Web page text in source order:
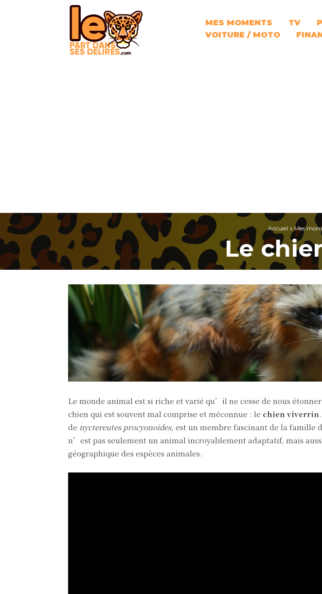
MES MOMENTS TV
VOITURE / MOTO
Accueil Mes
Le
Le monde animal est si riche et varié qu’il ne cesse de nous
chien qui est souvent mal comprise et méconnue : le chien viverrin
de nyctereutes procyonoides, est un membre fascinant de la famille
n’est pas seulement un animal incroyablement adaptatif, mais
géographique des espèces animales.